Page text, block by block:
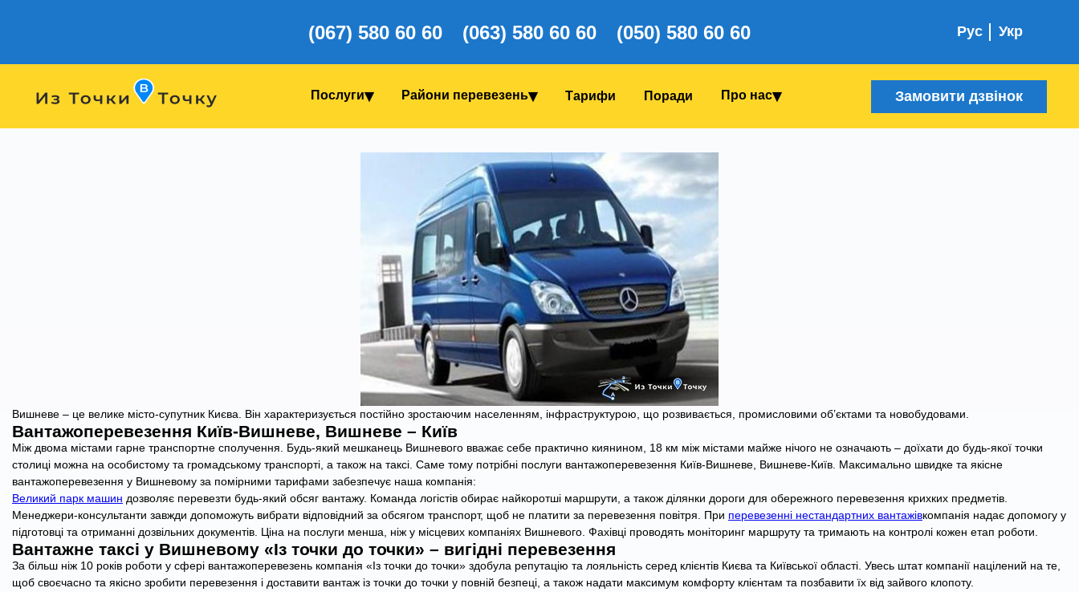
(067) 580 60 60 (063) 580 60 60 (050) 580 60 60 Рус Укр
Послуги Райони перевезень Тарифи Поради Про нас Замовити дзвінок
Вишневе – це велике місто-супутник Києва. Він характеризується постійно зростаючим населенням, інфраструктурою, що розвивається, промисловими об’єктами та новобудовами.
Вантажоперевезення Київ-Вишневе, Вишневе – Київ
Між двома містами гарне транспортне сполучення. Будь-який мешканець Вишневого вважає себе практично киянином, 18 км між містами майже нічого не означають – доїхати до будь-якої точки
столиці можна на особистому та громадському транспорті, а також на таксі. Саме тому потрібні послуги вантажоперевезення Київ-Вишневе, Вишневе-Київ. Максимально швидке та якісне
вантажоперевезення у Вишневому за помірними тарифами забезпечує наша компанія:
Великий парк машин дозволяє перевезти будь-який обсяг вантажу. Команда логістів обирає найкоротші маршрути, а також ділянки дороги для обережного перевезення крихких предметів.
Менеджери-консультанти завжди допоможуть вибрати відповідний за обсягом транспорт, щоб не платити за перевезення повітря. При перевезенні нестандартних вантажівкомпанія надає допомогу у
підготовці та отриманні дозвільних документів. Ціна на послуги менша, ніж у місцевих компаніях Вишневого. Фахівці проводять моніторинг маршруту та тримають на контролі кожен етап роботи.
Вантажне таксі у Вишневому «Із точки до точки» – вигідні перевезення
За більш ніж 10 років роботи у сфері вантажоперевезень компанія «Із точки до точки» здобула репутацію та лояльність серед клієнтів Києва та Київської області. Увесь штат компанії націлений на те,
щоб своєчасно та якісно зробити перевезення і доставити вантаж із точки до точки у повній безпеці, а також надати максимум комфорту клієнтам та позбавити їх від зайвого клопоту.